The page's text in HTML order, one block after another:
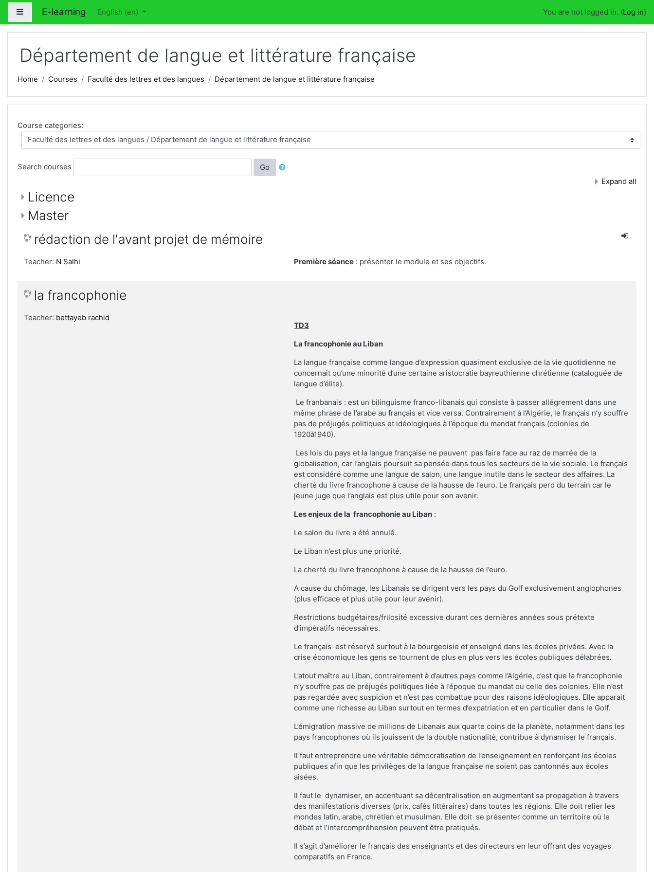
Skip to main content
Side panel
E-learning English ‎(en)‎ You are not logged in. (Log in)
Département de langue et littérature française
Home Courses Faculté des lettres et des langues Département de langue et littérature française
Course categories:
Search courses
Go
Expand all
Licence
Master
rédaction de l'avant projet de mémoire
Première séance : présenter le module et ses objectifs.
Teacher: N Salhi
la francophonie
TD3
La francophonie au Liban
La langue française comme langue d’expression quasiment exclusive de la vie quotidienne ne
concernait qu’une minorité d’une certaine aristocratie bayreuthienne chrétienne (cataloguée de
langue d’élite).
Le franbanais : est un bilinguisme franco-libanais qui consiste à passer allégrement dans une
même phrase de l’arabe au français et vice versa. Contrairement à l’Algérie, le français n’y souffre
pas de préjugés politiques et idéologiques à l’époque du mandat français (colonies de
1920à1940).
Les lois du pays et la langue française ne peuvent pas faire face au raz de marrée de la
globalisation, car l’anglais poursuit sa pensée dans tous les secteurs de la vie sociale. Le français
est considéré comme une langue de salon, une langue inutile dans le secteur des affaires. La
cherté du livre francophone à cause de la hausse de l’euro. Le français perd du terrain car le
jeune juge que l’anglais est plus utile pour son avenir.
Les enjeux de la francophonie au Liban :
Le salon du livre a été annulé.
Le Liban n’est plus une priorité.
La cherté du livre francophone à cause de la hausse de l’euro.
A cause du chômage, les Libanais se dirigent vers les pays du Golf exclusivement anglophones
(plus efficace et plus utile pour leur avenir).
Restrictions budgétaires/frilosité excessive durant ces dernières années sous prétexte
d’impératifs nécessaires.
Le français est réservé surtout à la bourgeoisie et enseigné dans les écoles privées. Avec la
crise économique les gens se tournent de plus en plus vers les écoles publiques délabrées.
L’atout maître au Liban, contrairement à d’autres pays comme l’Algérie, c’est que la francophonie
n’y souffre pas de préjugés politiques liée à l’époque du mandat ou celle des colonies. Elle n’est
pas regardée avec suspicion et n’est pas combattue pour des raisons idéologiques. Elle apparait
comme une richesse au Liban surtout en termes d’expatriation et en particulier dans le Golf.
L’émigration massive de millions de Libanais aux quarte coins de la planète, notamment dans les
pays francophones où ils jouissent de la double nationalité, contribue à dynamiser le français.
Il faut entreprendre une véritable démocratisation de l’enseignement en renforçant les écoles
publiques afin que les privilèges de la langue française ne soient pas cantonnés aux écoles
aisées.
Il faut le dynamiser, en accentuant sa décentralisation en augmentant sa propagation à travers
des manifestations diverses (prix, cafés littéraires) dans toutes les régions. Elle doit relier les
mondes latin, arabe, chrétien et musulman. Elle doit se présenter comme un territoire où le
débat et l’intercompréhension peuvent être pratiqués.
Il s’agit d’améliorer le français des enseignants et des directeurs en leur offrant des voyages
comparatifs en France.
Teacher: bettayeb rachid